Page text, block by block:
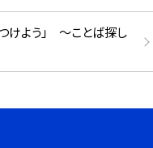
よう」 ～ことば探し